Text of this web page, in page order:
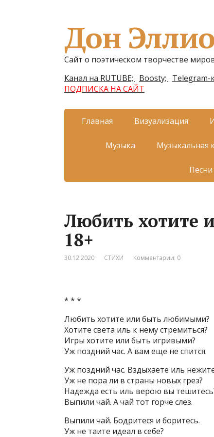
Дон
Сайт о поэтическом творчестве
Канал на RUTUBE;
Boosty; Telegram-
ПОДПИСКА НА САЙТ
Главная Визуализация
Музыка Музыкальная
Любить
18+
30.12.2020 СТИХИ Комментарии: 0
* * *
Любить хотите или быть любимыми?
Хотите света иль к нему стремиться?
Игры хотите или быть игривыми?
Уж поздний час. А вам еще не спится.
Уж поздний час. Вздыхаете иль
Уж не пора ли в страны новых грез?
Надежда есть иль верою вы
Выпили чай. А чай тот горче слез.
Выпили чай. Бодритеся и боритесь.
Уж не таите идеал в себе?